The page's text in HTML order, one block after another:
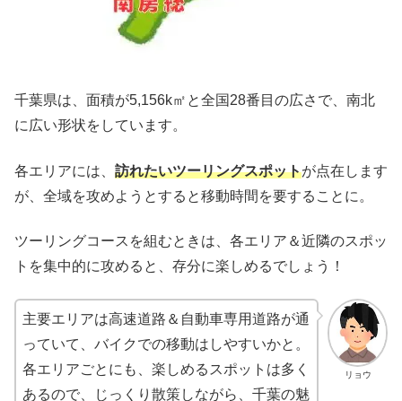
千葉県は、面積が5,156k㎡と全国28番目の広さで、南北
に広い形状をしています。
各エリアには、 訪れたいツーリングスポットが点在します
が、全域を攻めようとすると移動時間を要することに。
ツーリングコースを組むときは、各エリア＆近隣のスポッ
トを集中的に攻めると、存分に楽しめるでしょう！
リョウ
主要エリアは高速道路＆自動車専用道路が通
っていて、バイクでの移動はしやすいかと。
各エリアごとにも、楽しめるスポットは多く
あるので、じっくり散策しながら、千葉の魅